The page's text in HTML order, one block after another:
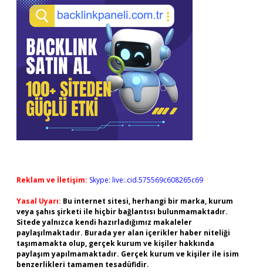
Reklam ve İletişim: Skype: live:.cid.575569c608265c69
Yasal Uyarı: Bu internet sitesi, herhangi bir marka, kurum
veya şahıs şirketi ile hiçbir bağlantısı bulunmamaktadır.
Sitede yalnızca kendi hazırladığımız makaleler
paylaşılmaktadır. Burada yer alan içerikler haber niteliği
taşımamakta olup, gerçek kurum ve kişiler hakkında
paylaşım yapılmamaktadır. Gerçek kurum ve kişiler ile isim
benzerlikleri tamamen tesadüfidir.